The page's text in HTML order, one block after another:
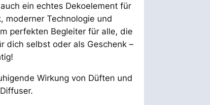
ein echtes Dekoelement für
moderner Technologie und
perfekten Begleiter für alle, die
dich selbst oder als Geschenk –
Wirkung von Düften und